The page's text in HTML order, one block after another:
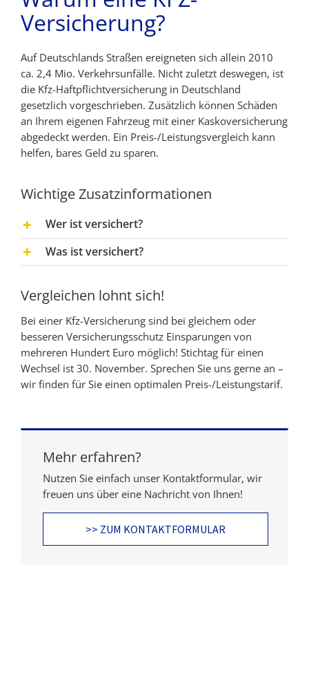
Versicherung?
Auf Deutschlands Straßen ereigneten sich allein 2010
ca. 2,4 Mio. Verkehrsunfälle. Nicht zuletzt deswegen, ist
die Kfz-Haftpflichtversicherung in Deutschland
gesetzlich vorgeschrieben. Zusätzlich können Schäden
an Ihrem eigenen Fahrzeug mit einer Kaskoversicherung
abgedeckt werden. Ein Preis-/Leistungsvergleich kann
helfen, bares Geld zu sparen.
Wichtige Zusatzinformationen
Wer ist versichert?
Was ist versichert?
Vergleichen lohnt sich!
Bei einer Kfz-Versicherung sind bei gleichem oder
besseren Versicherungsschutz Einsparungen von
mehreren Hundert Euro möglich! Stichtag für einen
Wechsel ist 30. November. Sprechen Sie uns gerne an –
wir finden für Sie einen optimalen Preis-/Leistungstarif.
Mehr erfahren?
Nutzen Sie einfach unser Kontaktformular, wir
freuen uns über eine Nachricht von Ihnen!
>> ZUM KONTAKTFORMULAR